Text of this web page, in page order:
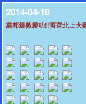
2014-04-10
萬邦爆數慶功!!齊齊北上大